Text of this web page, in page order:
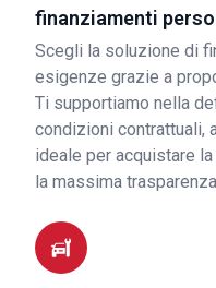
finanziamenti
Scegli la soluzione di
esigenze grazie a
Ti supportiamo nella
condizioni contrattuali,
ideale per acquistare
la massima trasparenza.